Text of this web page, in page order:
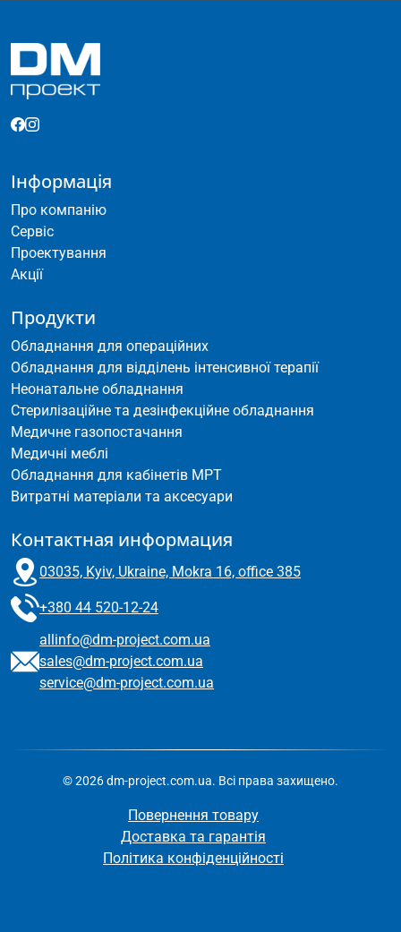
Інформація
Про компанію
Сервіс
Проектування
Акції
Продукти
Обладнання для операційних
Обладнання для відділень інтенсивної терапії
Неонатальне обладнання
Стерилізаційне та дезінфекційне обладнання
Медичне газопостачання
Медичні меблі
Обладнання для кабінетів МРТ
Витратні матеріали та аксесуари
Контактная информация
03035, Kyiv, Ukraine, Mokra 16, office 385
+380 44 520-12-24
allinfo@dm-project.com.ua
sales@dm-project.com.ua
service@dm-project.com.ua
© 2026 dm-project.com.ua. Всі права захищено.
Повернення товару
Доставка та гарантія
Політика конфіденційності